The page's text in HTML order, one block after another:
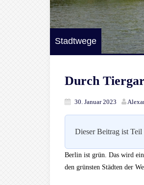
Stadtwege
Durch
30. Januar 2023
Dieser Beitrag ist
Berlin ist grün. Das wird
den grünsten Städten der